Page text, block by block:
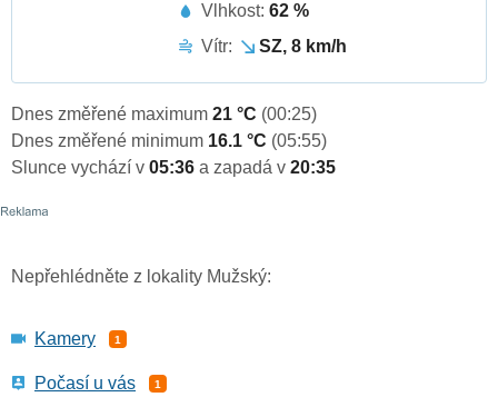
Vlhkost: 62 %
Vítr:
SZ, 8 km/h
Dnes změřené maximum 21 °C (00:25)
Dnes změřené minimum 16.1 °C (05:55)
Slunce vychází v 05:36 a zapadá v 20:35
Nepřehlédněte z lokality Mužský:
Kamery 1
Počasí u vás 1